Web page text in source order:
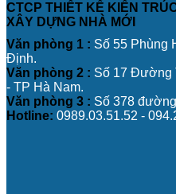
CTCP THIẾT KẾ KIẾN
XÂY DỰNG NHÀ MỚI
Văn phòng 1 : Số 55 Phùng
Định.
Văn phòng 2 : Số 17 Đường
- TP Hà Nam.
Văn phòng 3 : Số 378
Hotline: 0989.03.51.52 -